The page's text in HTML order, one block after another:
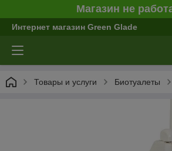
Магазин не
Интернет магазин Green Glade
Товары и услуги Биотуалеты